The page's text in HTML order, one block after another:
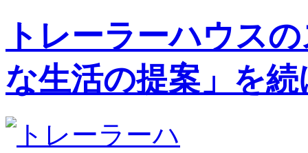
トレーラーハウス
な生活の提案」を